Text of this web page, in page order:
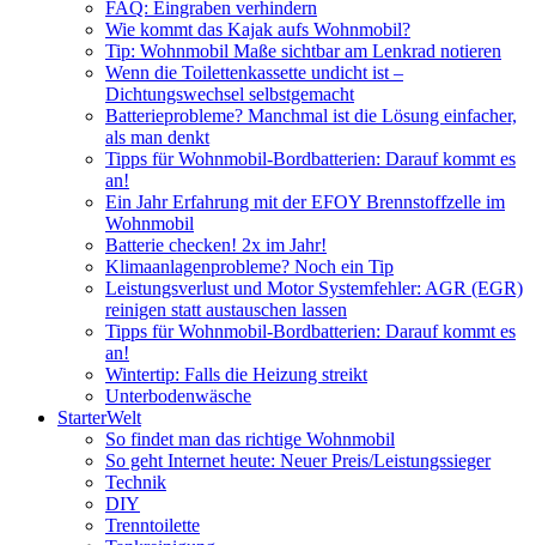
FAQ: Eingraben verhindern
Wie kommt das Kajak aufs Wohnmobil?
Tip: Wohnmobil Maße sichtbar am Lenkrad notieren
Wenn die Toilettenkassette undicht ist –
Dichtungswechsel selbstgemacht
Batterieprobleme? Manchmal ist die Lösung einfacher,
als man denkt
Tipps für Wohnmobil-Bordbatterien: Darauf kommt es
an!
Ein Jahr Erfahrung mit der EFOY Brennstoffzelle im
Wohnmobil
Batterie checken! 2x im Jahr!
Klimaanlagenprobleme? Noch ein Tip
Leistungsverlust und Motor Systemfehler: AGR (EGR)
reinigen statt austauschen lassen
Tipps für Wohnmobil-Bordbatterien: Darauf kommt es
an!
Wintertip: Falls die Heizung streikt
Unterbodenwäsche
StarterWelt
So findet man das richtige Wohnmobil
So geht Internet heute: Neuer Preis/Leistungssieger
Technik
DIY
Trenntoilette